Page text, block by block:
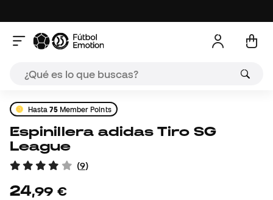
Hasta75Member Points
Espinillera adidas Tiro SG
League
(9)
24,99 €